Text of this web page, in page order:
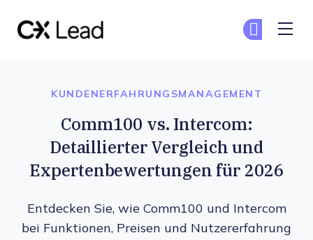
KUNDENERFAHRUNGSMANAGEMENT
Comm100 vs. Intercom:
Detaillierter Vergleich und
Expertenbewertungen für 2026
Entdecken Sie, wie Comm100 und Intercom
bei Funktionen, Preisen und Nutzererfahrung